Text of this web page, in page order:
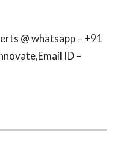
@ whatsapp – +91
ID –